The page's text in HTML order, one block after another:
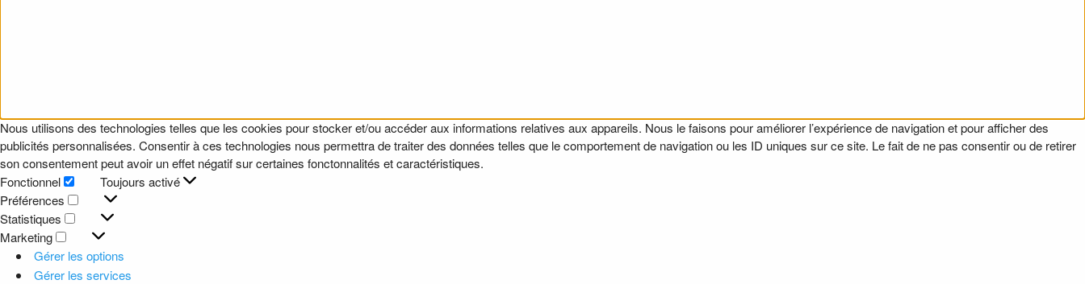
Nous utilisons des technologies telles que les cookies pour stocker et/ou accéder aux informations relatives aux appareils. Nous le faisons pour améliorer l’expérience de navigation et pour afficher des
publicités personnalisées. Consentir à ces technologies nous permettra de traiter des données telles que le comportement de navigation ou les ID uniques sur ce site. Le fait de ne pas consentir ou de retirer
son consentement peut avoir un effet négatif sur certaines fonctonnalités et caractéristiques.
Fonctionnel
Fonctionnel
Toujours activé
Préférences
Préférences
Statistiques
Statistiques
Marketing
Marketing
Gérer les options
Gérer les services